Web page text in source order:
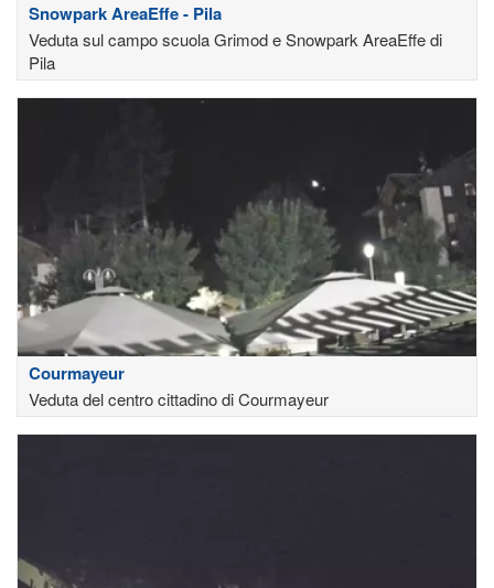
Snowpark AreaEffe - Pila
Veduta sul campo scuola Grimod e Snowpark AreaEffe di
Pila
Courmayeur
Veduta del centro cittadino di Courmayeur